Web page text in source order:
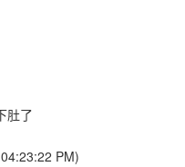
肚了
PM)